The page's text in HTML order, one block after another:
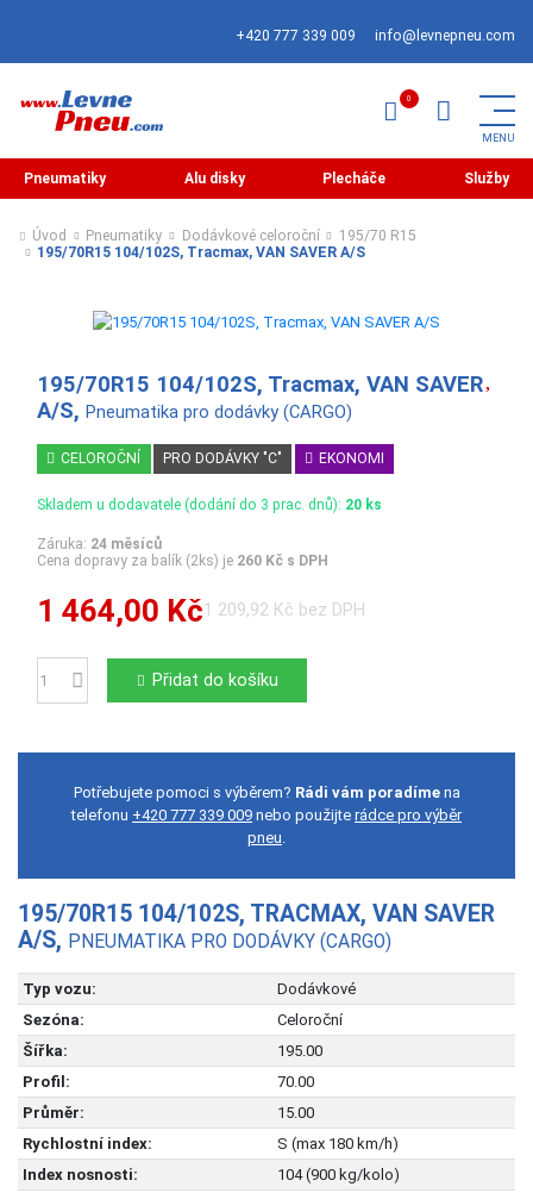
+420 777 339 009 info@levnepneu.com
Pneumatiky Alu disky Plecháče Služby
Úvod Pneumatiky Dodávkové celoroční
195/70 R15
195/70R15 104/102S, Tracmax, VAN SAVER A/S
195/70R15 104/102S, Tracmax, VAN SAVER
A/S,Pneumatika pro dodávky (CARGO)
CELOROČNÍ PRO DODÁVKY "C" EKONOMI
Skladem u dodavatele (dodání do 3 prac. dnů): 20 ks
Záruka: 24 měsíců
Cena dopravy za balík (2ks) je 260 Kč s DPH
1 464,00 Kč1 209,92 Kč bez DPH
Počet Přidat do košíku
Potřebujete pomoci s výběrem? Rádi vám poradímena
telefonu +420 777 339 009 nebo použijte rádce pro výběr
pneu.
195/70R15 104/102S, TRACMAX, VAN SAVER
A/S, PNEUMATIKA PRO DODÁVKY (CARGO)
Typ vozu:
Dodávkové
Sezóna:
Celoroční
Šířka:
195.00
Profil:
70.00
Průměr:
15.00
Rychlostní index:
S (max 180 km/h)
Index nosnosti:
104 (900 kg/kolo)